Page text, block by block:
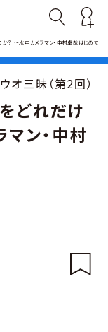
？ ～水中カメラマン・中村卓哉はじめて
オ三昧（第2回）
どれだけ
ン・中村